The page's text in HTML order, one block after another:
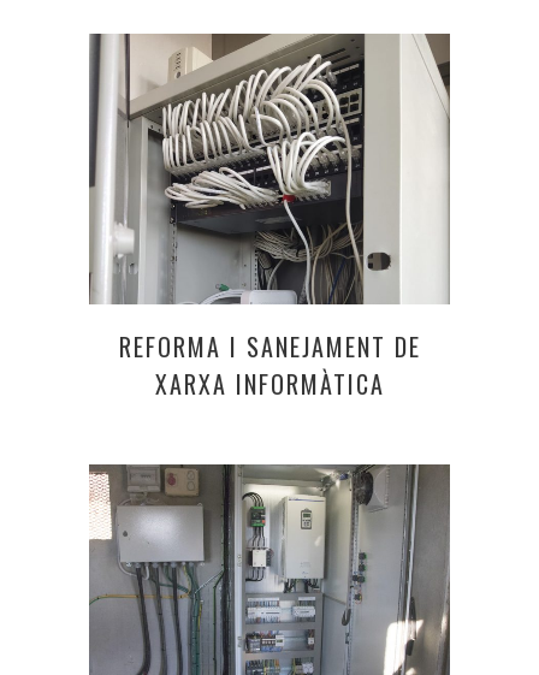
REFORMA I SANEJAMENT DE
XARXA INFORMÀTICA